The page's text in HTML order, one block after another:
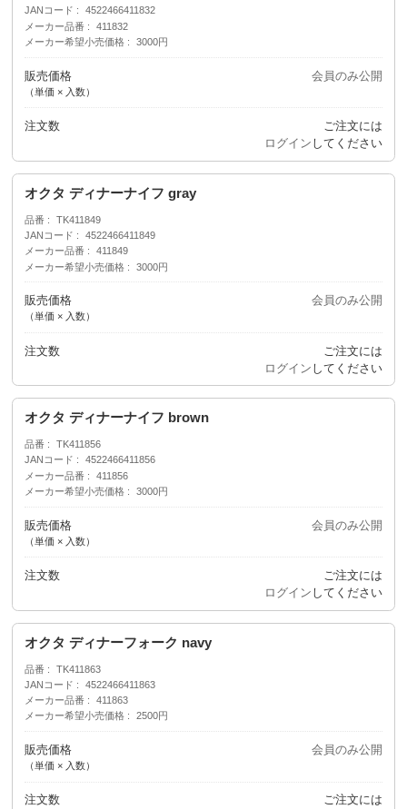
JANコード
4522466411832
メーカー品番
411832
メーカー希望小売価格
3000円
販売価格
（単価 × 入数）
会員のみ公開
注文数
ご注文には
ログイン してください
オクタ ディナーナイフ gray
品番
TK411849
JANコード
4522466411849
メーカー品番
411849
メーカー希望小売価格
3000円
販売価格
（単価 × 入数）
会員のみ公開
注文数
ご注文には
ログイン してください
オクタ ディナーナイフ brown
品番
TK411856
JANコード
4522466411856
メーカー品番
411856
メーカー希望小売価格
3000円
販売価格
（単価 × 入数）
会員のみ公開
注文数
ご注文には
ログイン してください
オクタ ディナーフォーク navy
品番
TK411863
JANコード
4522466411863
メーカー品番
411863
メーカー希望小売価格
2500円
販売価格
（単価 × 入数）
会員のみ公開
注文数
ご注文には